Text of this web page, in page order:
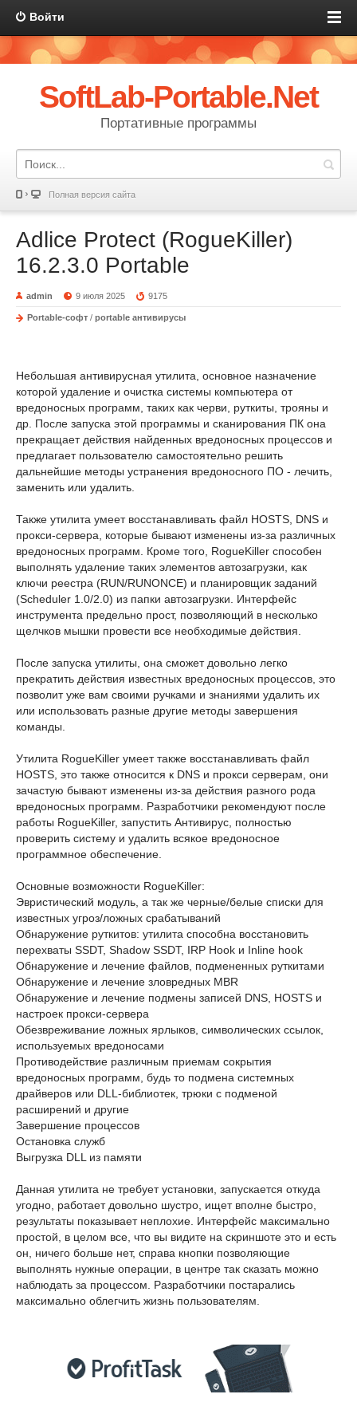
Войти
SoftLab-Portable.Net
Портативные программы
Полная версия сайта
Adlice Protect (RogueKiller)
16.2.3.0 Portable
admin 9 июля 2025 9175
Portable-софт / portable антивирусы
Небольшая антивирусная утилита, основное назначение
которой удаление и очистка системы компьютера от
вредоносных программ, таких как черви, руткиты, трояны и
др. После запуска этой программы и сканирования ПК она
прекращает действия найденных вредоносных процессов и
предлагает пользователю самостоятельно решить
дальнейшие методы устранения вредоносного ПО - лечить,
заменить или удалить.
Также утилита умеет восстанавливать файл HOSTS, DNS и
прокси-сервера, которые бывают изменены из-за различных
вредоносных программ. Кроме того, RogueKiller способен
выполнять удаление таких элементов автозагрузки, как
ключи реестра (RUN/RUNONCE) и планировщик заданий
(Scheduler 1.0/2.0) из папки автозагрузки. Интерфейс
инструмента предельно прост, позволяющий в несколько
щелчков мышки провести все необходимые действия.
После запуска утилиты, она сможет довольно легко
прекратить действия известных вредоносных процессов, это
позволит уже вам своими ручками и знаниями удалить их
или использовать разные другие методы завершения
команды.
Утилита RogueKiller умеет также восстанавливать файл
HOSTS, это также относится к DNS и прокси серверам, они
зачастую бывают изменены из-за действия разного рода
вредоносных программ. Разработчики рекомендуют после
работы RogueKiller, запустить Антивирус, полностью
проверить систему и удалить всякое вредоносное
программное обеспечение.
Основные возможности RogueKiller:
Эвристический модуль, а так же черные/белые списки для
известных угроз/ложных срабатываний
Обнаружение руткитов: утилита способна восстановить
перехваты SSDT, Shadow SSDT, IRP Hook и Inline hook
Обнаружение и лечение файлов, подмененных руткитами
Обнаружение и лечение зловредных MBR
Обнаружение и лечение подмены записей DNS, HOSTS и
настроек прокси-сервера
Обезвреживание ложных ярлыков, символических ссылок,
используемых вредоносами
Противодействие различным приемам сокрытия
вредоносных программ, будь то подмена системных
драйверов или DLL-библиотек, трюки с подменой
расширений и другие
Завершение процессов
Остановка служб
Выгрузка DLL из памяти
Данная утилита не требует установки, запускается откуда
угодно, работает довольно шустро, ищет вполне быстро,
результаты показывает неплохие. Интерфейс максимально
простой, в целом все, что вы видите на скриншоте это и есть
он, ничего больше нет, справа кнопки позволяющие
выполнять нужные операции, в центре так сказать можно
наблюдать за процессом. Разработчики постарались
максимально облегчить жизнь пользователям.